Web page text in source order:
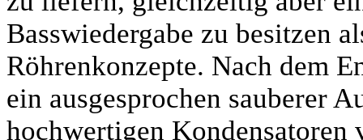
Basswiedergabe zu besitzen
Röhrenkonzepte. Nach dem
ein ausgesprochen sauberer
hochwertigen